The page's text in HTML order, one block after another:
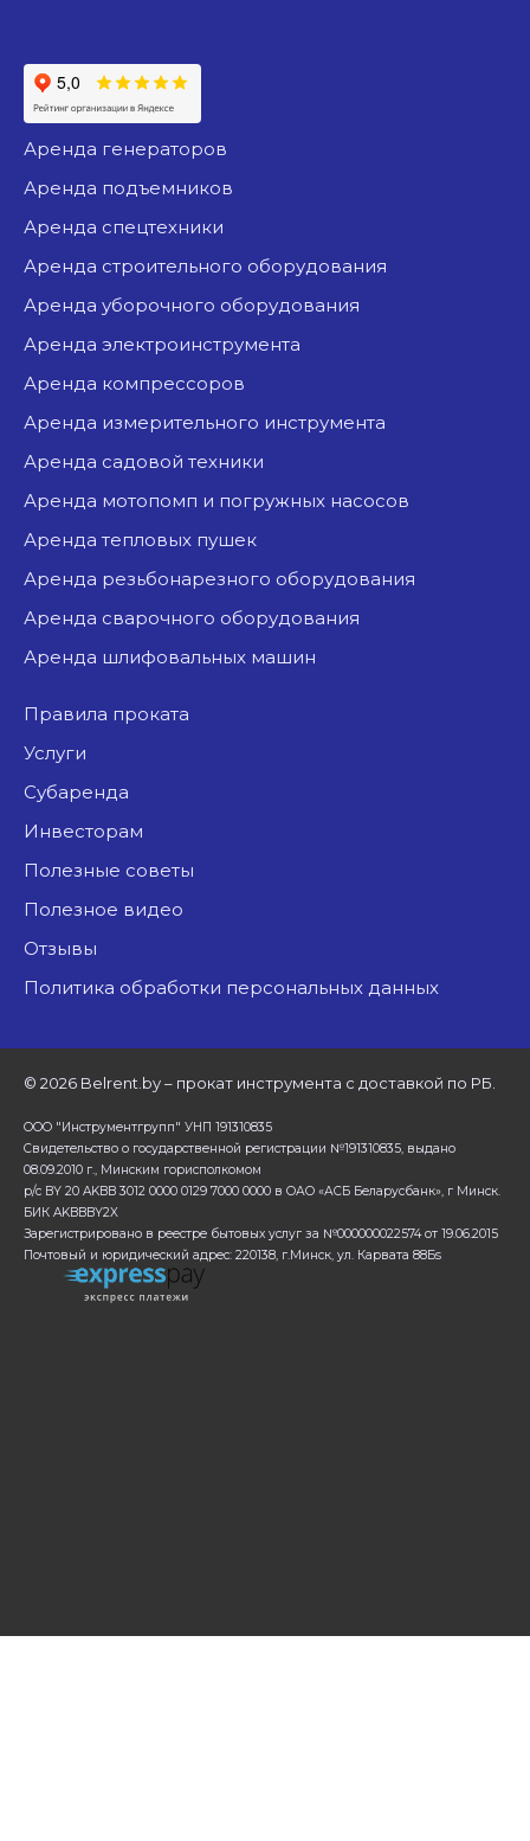
аренда генераторов
аренда подъемников
аренда спецтехники
аренда строительного оборудования
аренда уборочного оборудования
аренда электроинструмента
аренда компрессоров
аренда измерительного инструмента
аренда садовой техники
аренда мотопомп и погружных насосов
аренда тепловых пушек
аренда резьбонарезного оборудования
аренда сварочного оборудования
аренда шлифовальных машин
Правила проката
Услуги
Субаренда
Инвесторам
Полезные советы
Полезное видео
Отзывы
Политика обработки персональных данных
© 2026 Belrent.by – прокат инструмента с доставкой по РБ.
ООО "Инструментгрупп" УНП 191310835
Свидетельство о государственной регистрации №191310835, выдано
08.09.2010 г., Минским горисполкомом
р/с BY 20 AKBB 3012 0000 0129 7000 0000 в ОАО «АСБ Беларусбанк», г Минск.
БИК AKBBBY2X
Зарегистрировано в реестре бытовых услуг за №000000022574 от 19.06.2015
Почтовый и юридический адрес: 220138, г.Минск, ул. Карвата 88Бs